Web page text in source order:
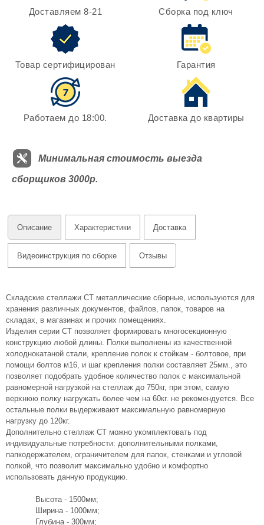
Доставляем 8-21 Сборка под ключ
Товар сертифицирован Гарантия
Работаем до 18:00. Доставка до квартиры
Минимальная стоимость выезда
сборщиков 3000р.
Описание Характеристики Доставка
Видеоинструкция по сборке Отзывы
Складские стеллажи СТ металлические сборные, используются для
хранения различных документов, файлов, папок, товаров на
складах, в магазинах и прочих помещениях.
Изделия серии СТ позволяет формировать многосекционную
конструкцию любой длины. Полки выполнены из качественной
холоднокатаной стали, крепление полок к стойкам - болтовое, при
помощи болтов м16, и шаг крепления полки составляет 25мм., это
позволяет подобрать удобное количество полок с максимальной
равномерной нагрузкой на стеллаж до 750кг, при этом, самую
верхнюю полку нагружать более чем на 60кг. не рекомендуется. Все
остальные полки выдерживают максимальную равномерную
нагрузку до 120кг.
Дополнительно стеллаж СТ можно укомплектовать под
индивидуальные потребности: дополнительными полками,
папкодержателем, ограничителем для папок, стенками и угловой
полкой, что позволит максимально удобно и комфортно
использовать данную продукцию.
Высота - 1500мм;
Ширина - 1000мм;
Глубина - 300мм;